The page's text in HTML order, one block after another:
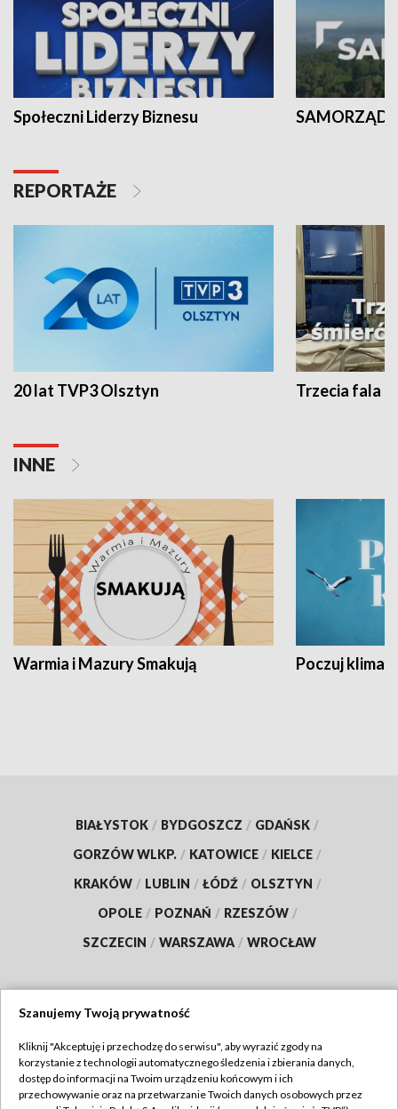
Społeczni Liderzy Biznesu SAMORZĄD
REPORTAŻE
20 lat TVP3 Olsztyn Trzecia fala -
INNE
Warmia i Mazury Smakują Poczuj klimat
BIAŁYSTOK / BYDGOSZCZ / GDAŃSK /
GORZÓW WLKP. / KATOWICE / KIELCE /
KRAKÓW / LUBLIN / ŁÓDŹ / OLSZTYN /
OPOLE / POZNAŃ / RZESZÓW /
SZCZECIN / WARSZAWA / WROCŁAW
TVP
Abonament TVP
Regulamin TVP
Szanujemy Twoją prywatność
Kliknij "Akceptuję i przechodzę do serwisu", aby wyrazić zgody na
korzystanie z technologii automatycznego śledzenia i zbierania danych,
dostęp do informacji na Twoim urządzeniu końcowym i ich
przechowywanie oraz na przetwarzanie Twoich danych osobowych przez